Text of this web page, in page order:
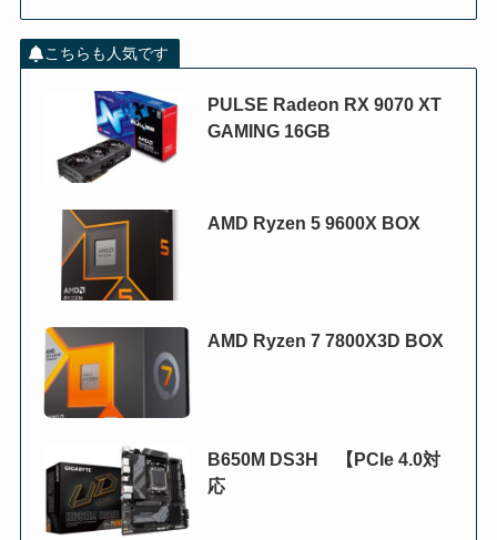
こちらも人気です
PULSE Radeon RX 9070 XT
GAMING 16GB
AMD Ryzen 5 9600X BOX
AMD Ryzen 7 7800X3D BOX
B650M DS3H 【PCIe 4.0対
応